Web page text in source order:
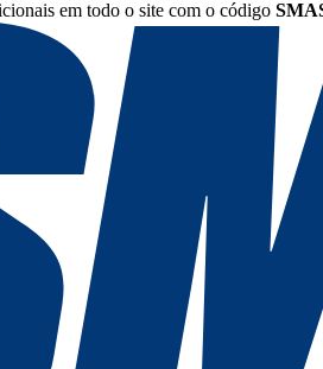
em todo o site com o código